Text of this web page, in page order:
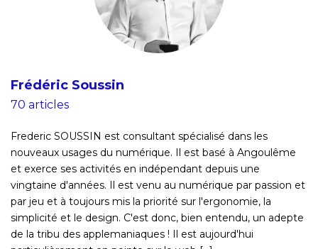
Frédéric Soussin
70 articles
Frederic SOUSSIN est consultant spécialisé dans les
nouveaux usages du numérique. Il est basé à Angoulême
et exerce ses activités en indépendant depuis une
vingtaine d'années. Il est venu au numérique par passion et
par jeu et à toujours mis la priorité sur l'ergonomie, la
simplicité et le design. C'est donc, bien entendu, un adepte
de la tribu des applemaniaques ! Il est aujourd'hui